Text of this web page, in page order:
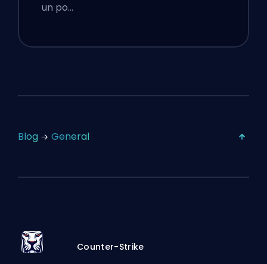
un po…
Blog General
Counter-Strike